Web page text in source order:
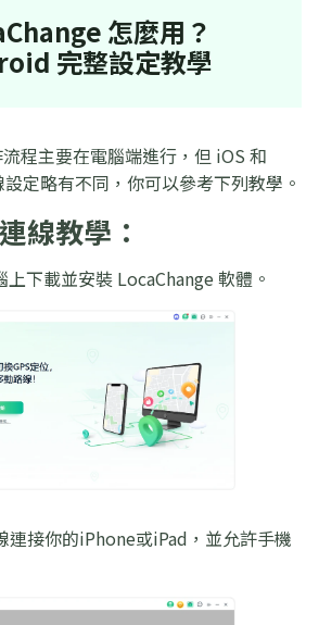
怎麼用？
完整設定教學
程主要在電腦端進行，但 iOS 和
定略有不同，你可以參考下列教學。
線教學：
下載並安裝 LocaChange 軟體。
連接你的iPhone或iPad，並允許手機